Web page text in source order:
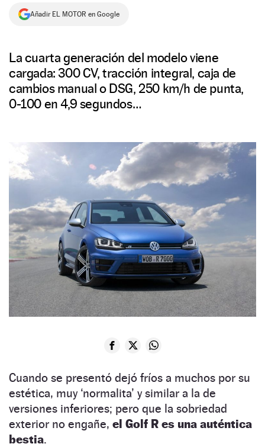
NEWSLETTER
SÍGUENOS
Añadir EL MOTOR en Google
La cuarta generación del modelo viene
cargada: 300 CV, tracción integral, caja de
cambios manual o DSG, 250 km/h de punta,
0-100 en 4,9 segundos…
Cuando se presentó dejó fríos a muchos por su
estética, muy ‘normalita’ y similar a la de
versiones inferiores; pero que la sobriedad
exterior no engañe, el Golf R es una auténtica
bestia.